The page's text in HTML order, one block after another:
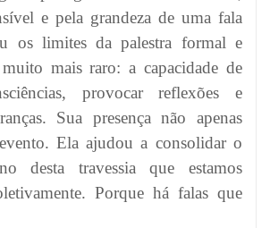
e pela grandeza de uma fala
os limites da palestra formal e
mais raro: a capacidade de
provocar reflexões e
Sua presença não apenas
Ela ajudou a consolidar o
desta travessia que estamos
Porque há falas que